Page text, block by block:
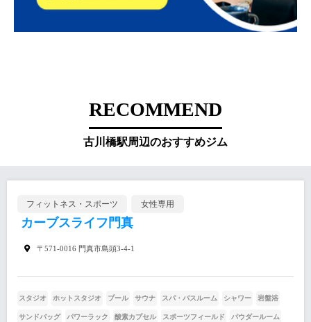
RECOMMEND
古川橋駅周辺のおすすめジム
フィットネス・スポーツ 女性専用
カーブスライフ門真
〒571-0016 門真市島頭3-4-1
スタジオ ホットスタジオ プール サウナ スパ・バスルーム シャワー 岩盤浴
サンドバッグ パワーラック 酸素カプセル スポーツフィールド パウダールーム